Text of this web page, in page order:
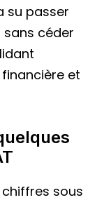
su passer
céder
et
sous